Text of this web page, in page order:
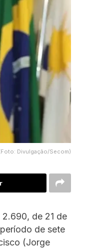
Divulgação/Secom)
de 21 de
de sete
(Jorge